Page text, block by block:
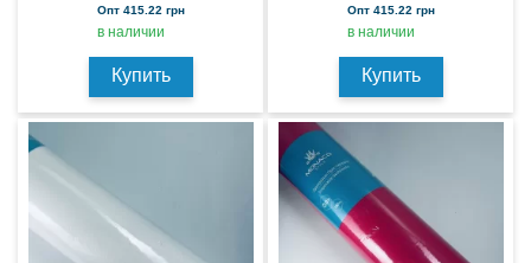
Опт 415.22 грн
в наличии
Купить
Опт 415.22 грн
в наличии
Купить